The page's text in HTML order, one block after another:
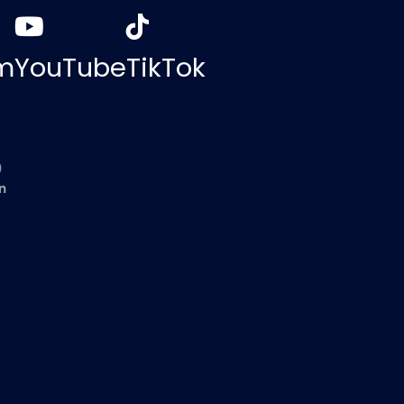
YouTubeTikTok